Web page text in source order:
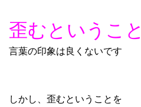
歪むということ
言葉の印象は良くないです
しかし、歪むということを